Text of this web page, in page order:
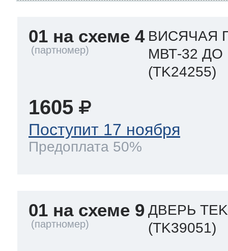
01 на схеме 4 ВИСЯЧАЯ
МВТ-32 ДО
(TK24255)
1605
Поступит 17 ноября
Предоплата 50%
01 на схеме 9 ДВЕРЬ
(TK39051)